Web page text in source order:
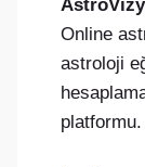
Online
astroloji
platformu.